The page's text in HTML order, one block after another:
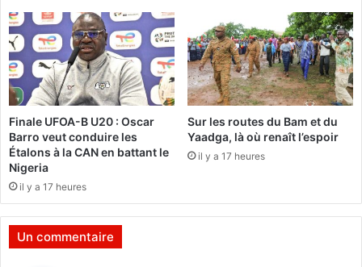
E
T
Finale UFOA-B U20 : Oscar
Barro veut conduire les
Étalons à la CAN en battant le
Nigeria
il y a 17 heures
Sur les routes du Bam et du
Yaadga, là où renaît l’espoir
il y a 17 heures
Un commentaire